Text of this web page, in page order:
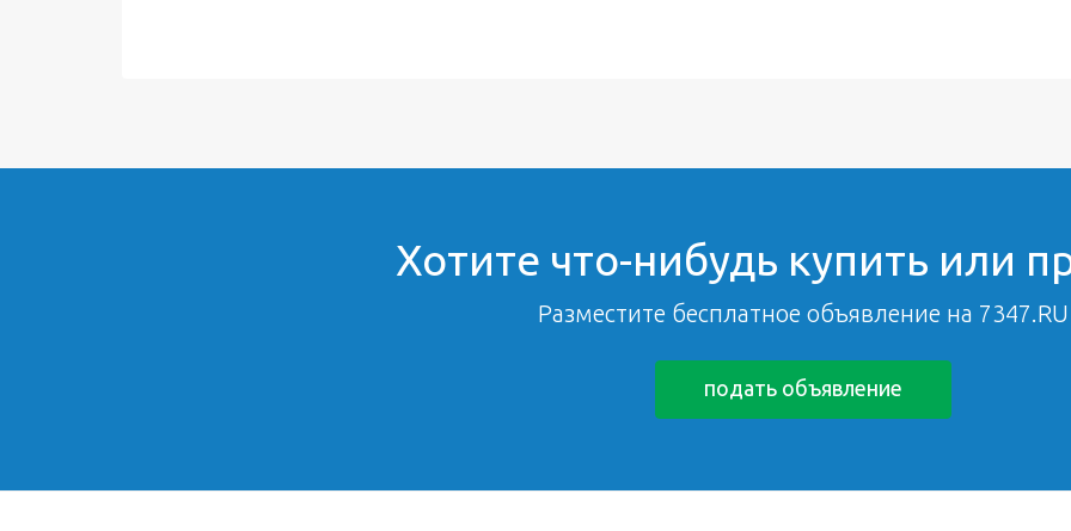
Хотите что-нибудь купить или
Разместите бесплатное объявление на 7347.RU
подать объявление